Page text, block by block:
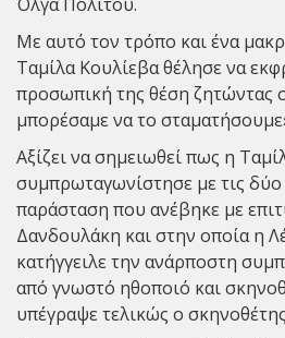
Όλγα Πολίτου.
Με αυτό τον τρόπο και ένα
Ταμίλα Κουλίεβα θέλησε να
προσωπική της θέση ζητώντας
μπορέσαμε να το
Αξίζει να σημειωθεί πως η
συμπρωταγωνίστησε με τις δύο
παράσταση που ανέβηκε με
Δανδουλάκη και στην οποία η
κατήγγειλε την ανάρποστη
από γνωστό ηθοποιό και
υπέγραψε τελικώς ο